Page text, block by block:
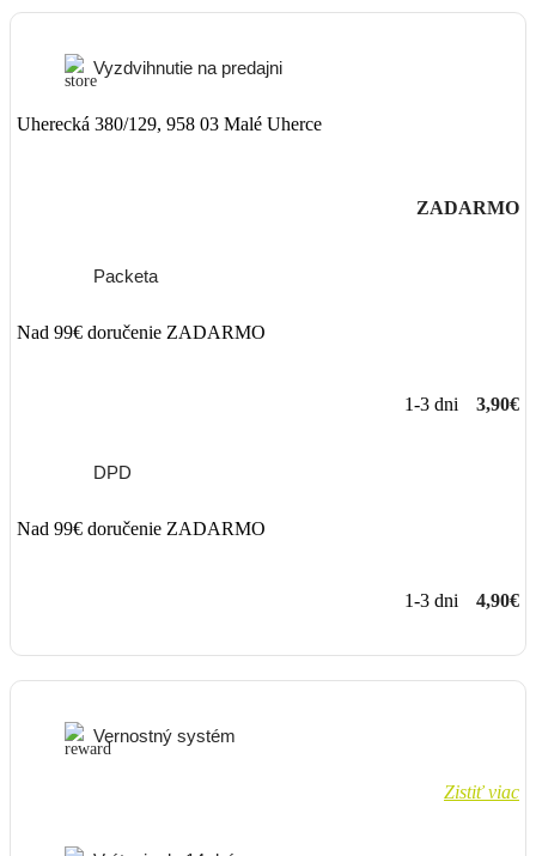
Vyzdvihnutie na predajni
Uherecká 380/129, 958 03 Malé Uherce
ZADARMO
Packeta
Nad 99€ doručenie ZADARMO
1-3 dni 3,90€
DPD
Nad 99€ doručenie ZADARMO
1-3 dni 4,90€
Vernostný systém
Zistiť viac